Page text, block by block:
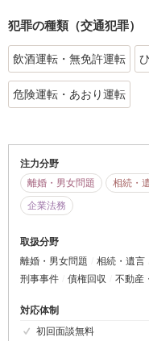
犯罪の種類（交通犯罪）
飲酒運転・無免許運転
危険運転・あおり運転
注力分野
離婚・男女問題
相続・
企業法務
取扱分野
離婚・男女問題
相続・遺言
刑事事件
債権回収 不動産
対応体制
初回面談無料